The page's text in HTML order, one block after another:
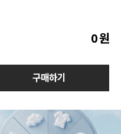
0원
구매하기